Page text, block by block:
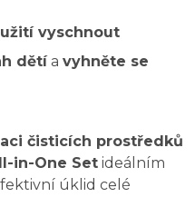
vyschnout
dětía vyhněte se
čisticích prostředků
in-One Set ideálním
úklid celé